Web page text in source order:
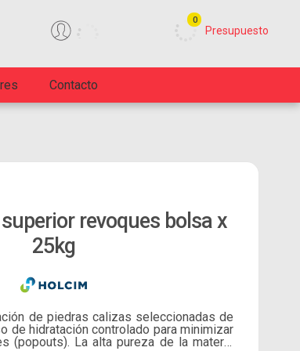
0
Presupuesto
Contacto
revoques bolsa x
25kg
de piedras calizas seleccionadas de
de hidratación controlado para minimizar
(popouts). La alta pureza de la materia